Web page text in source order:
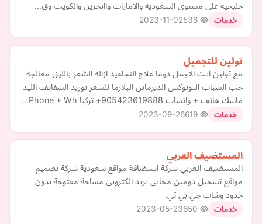
خليحية على مستوى السعودية والامارات واابخرين والكويت وق…
خدمات 2023-11-02
تولين للتجميل
مع تولين انت الاجمل دوما علاج التجاعيد ازالة الشعر بالليزر معالجة
حب الشباب البوتوكس الديرمابن البلازما للشعر توريد الشفايف الليد
ماسك هاتف + واتساب 905423619888+ تركيا Phone + Wh…
خدمات 2023-09-26
المستضيف العربي
المستضيف العربي شركة استضافة مواقع سعودية شركة تصميم
مواقع تسجيل دومين مجاني بريد الكتروني مساحة مفتوحة بدون
حدود وشات جي بي تي.
خدمات 2023-05-23